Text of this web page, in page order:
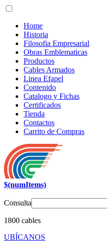
Home
Historia
Filosofia Empresarial
Obras Emblematicas
Productos
Cables Armados
Linea Efapel
Contenido
Catalogo y Fichas
Certificados
Tienda
Contactos
Carrito de Compras
$(numItems)
Consulta
1800 cables
UBÍCANOS